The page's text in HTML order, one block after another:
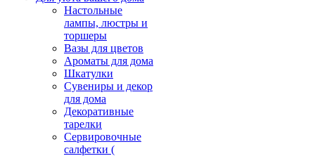
Настольные
лампы, люстры и
торшеры
Вазы для цветов
Ароматы для дома
Шкатулки
Сувениры и декор
для дома
Декоративные
тарелки
Сервировочные
салфетки (